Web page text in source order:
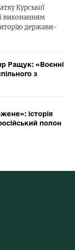
Курської
виконанням
держави-
Ращук: «Воєнні
з
історія
полон